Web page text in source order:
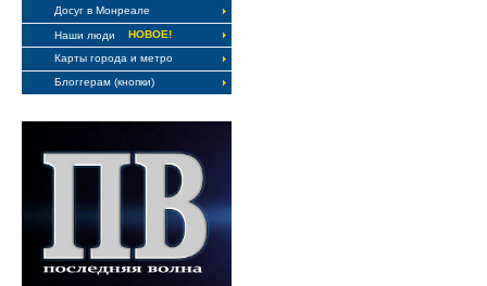
Досуг в Монреале
Наши люди
НОВОЕ!
Карты города и метро
Блоггерам (кнопки)